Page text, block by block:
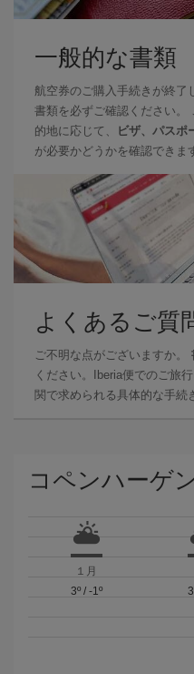
一般的な書類
航空券のご購入手続きが終了
書類を必ずご確認ください。
的地に応じて、
ビザ、パスポ
が必要かどうかを確認できま
よくあるご質
ご不明な点がございますか。
ください。Iberia便でのご旅
関で求められる具体的な手続
コペンハーゲ
１月
3º/ -1º